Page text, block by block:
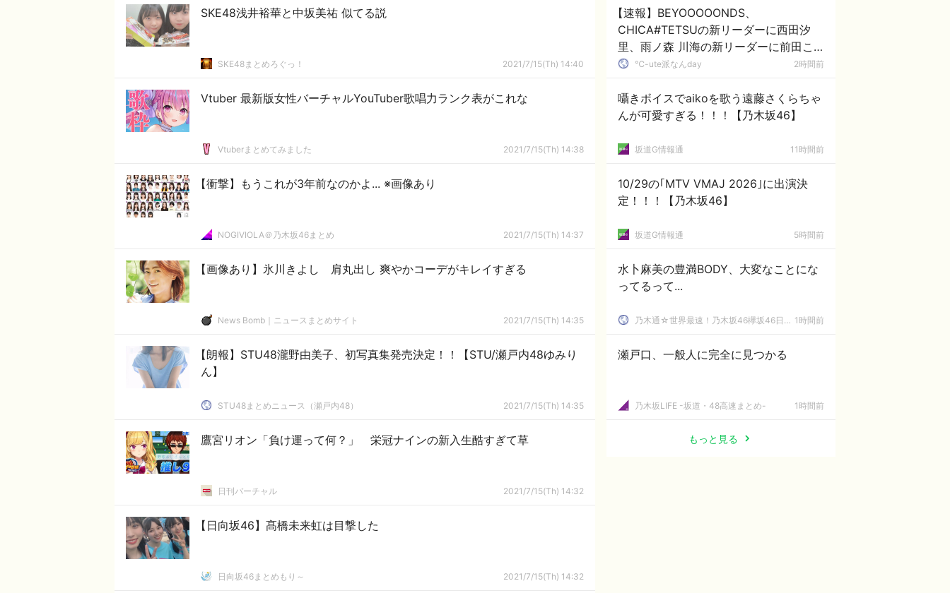
SKE48浅井裕華と中坂美祐 似てる説
SKE48まとめろぐっ！ 2021/7/15(Th) 14:40
Vtuber 最新版女性バーチャルYouTuber歌唱力ランク表がこれな
Vtuberまとめてみました 2021/7/15(Th) 14:38
【衝撃】もうこれが3年前なのかよ... ※画像あり
NOGIVIOLA＠乃木坂46まとめ 2021/7/15(Th) 14:37
【画像あり】氷川きよし 肩丸出し 爽やかコーデがキレイすぎる
News Bomb｜ニュースまとめサイト 2021/7/15(Th) 14:35
【朗報】STU48瀧野由美子、初写真集発売決定！！【STU/瀬戸内48ゆみり
ん】
STU48まとめニュース（瀬戸内48） 2021/7/15(Th) 14:35
鷹宮リオン「負け運って何？」 栄冠ナインの新入生酷すぎて草
日刊バーチャル 2021/7/15(Th) 14:32
【日向坂46】髙橋未来虹は目撃した
日向坂46まとめもり～ 2021/7/15(Th) 14:32
【速報】BEYOOOOONDS、
CHICA#TETSUの新リーダーに西田汐
里、雨ノ森 川海の新リーダーに前田こ
ころｷﾀ━━━━(ﾟ∀ﾟ)━━━━!!
℃-ute派なんday 2時間前
囁きボイスでaikoを歌う遠藤さくらちゃ
んが可愛すぎる！！！【乃木坂46】
坂道G情報通 11時間前
10/29の｢MTV VMAJ 2026｣に出演決
定！！！【乃木坂46】
坂道G情報通 5時間前
水卜麻美の豊満BODY、大変なことにな
ってるって...
乃木通☆世界最速！乃木坂46欅坂46日向坂46速報まとめ 1時間前
瀬戸口、一般人に完全に見つかる
乃木坂LIFE -坂道・48高速まとめ- 1時間前
もっと見る